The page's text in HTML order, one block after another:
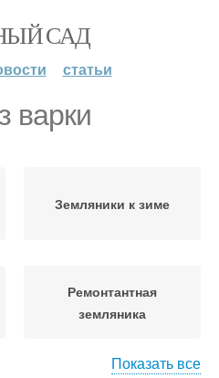
САД
статьи
варки
Земляники к зиме
Ремонтантная
земляника
Показать все